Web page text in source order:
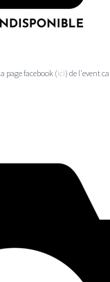
page facebook (ici) de l'event